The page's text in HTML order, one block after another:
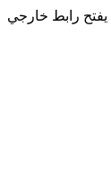
يفتح رابط خارجي